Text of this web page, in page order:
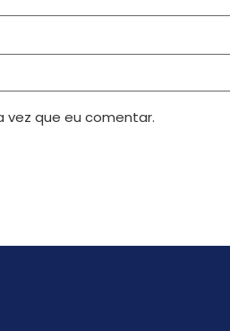
vez que eu comentar.